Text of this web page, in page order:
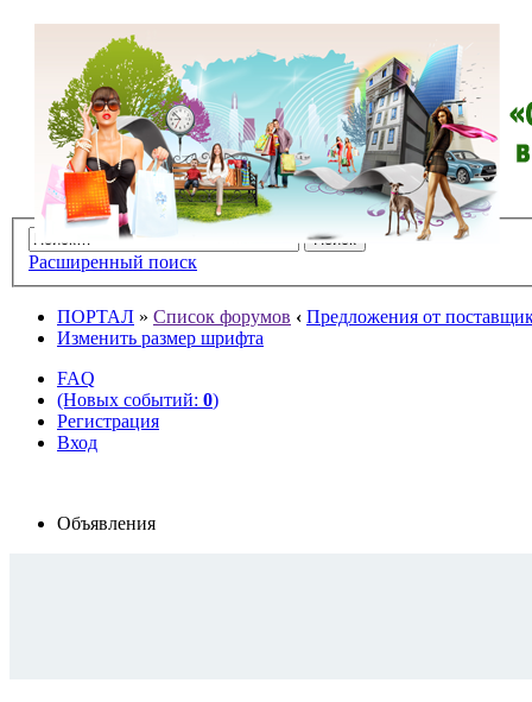
Расширенный поиск
ПОРТАЛ » Список форумов ‹ Предложения от
Изменить размер шрифта
FAQ
(Новых событий: 0)
Регистрация
Вход
Объявления